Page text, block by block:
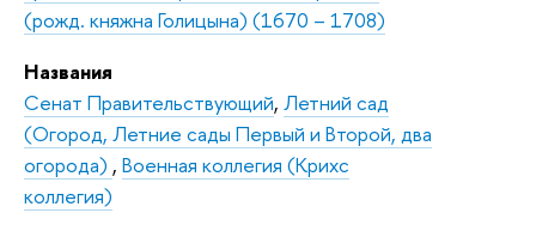
(рожд. княжна Голицына) (1670 – 1708)
Названия
Сенат Правительствующий, Летний сад
(Огород, Летние сады Первый и Второй, два
огорода) , Военная коллегия (Крихс
коллегия)